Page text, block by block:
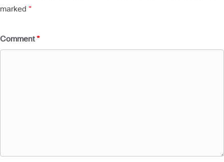
marked *
Comment*